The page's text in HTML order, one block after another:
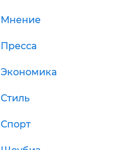
Мнение
Пресса
Экономика
Стиль
Спорт